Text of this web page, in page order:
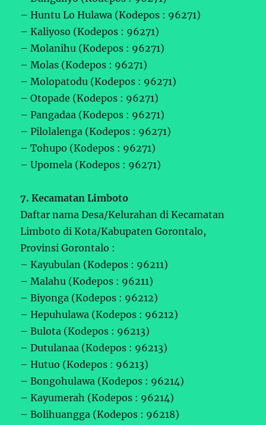
– Huntu Lo Hulawa (Kodepos : 96271)
– Kaliyoso (Kodepos : 96271)
– Molanihu (Kodepos : 96271)
– Molas (Kodepos : 96271)
– Molopatodu (Kodepos : 96271)
– Otopade (Kodepos : 96271)
– Pangadaa (Kodepos : 96271)
– Pilolalenga (Kodepos : 96271)
– Tohupo (Kodepos : 96271)
– Upomela (Kodepos : 96271)
7. Kecamatan Limboto
Daftar nama Desa/Kelurahan di Kecamatan
Limboto di Kota/Kabupaten Gorontalo,
Provinsi Gorontalo :
– Kayubulan (Kodepos : 96211)
– Malahu (Kodepos : 96211)
– Biyonga (Kodepos : 96212)
– Hepuhulawa (Kodepos : 96212)
– Bulota (Kodepos : 96213)
– Dutulanaa (Kodepos : 96213)
– Hutuo (Kodepos : 96213)
– Bongohulawa (Kodepos : 96214)
– Kayumerah (Kodepos : 96214)
– Bolihuangga (Kodepos : 96218)